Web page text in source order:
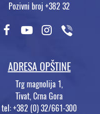
Pozivni broj +382 32
ADRESA OPŠTINE
Trg magnolija 1,
Tivat, Crna Gora
tel: +382 (0) 32/661-300